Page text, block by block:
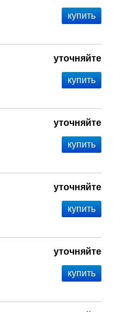
уточняйте
уточняйте
уточняйте
уточняйте